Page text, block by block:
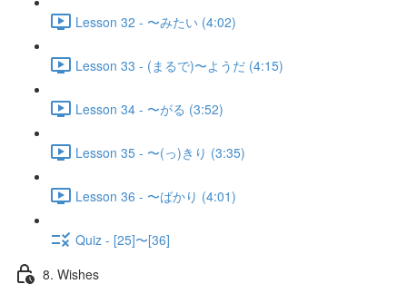
Lesson 32 - 〜みたい (4:02)
Lesson 33 - (まるで)〜ようだ (4:15)
Lesson 34 - 〜がる (3:52)
Lesson 35 - 〜(っ)きり (3:35)
Lesson 36 - 〜ばかり (4:01)
Quiz - [25]〜[36]
8. Wishes